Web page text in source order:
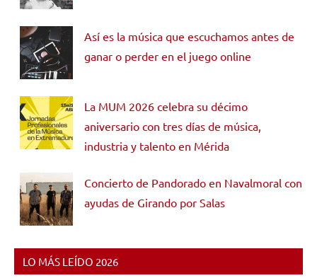
Así es la música que escuchamos antes de
ganar o perder en el juego online
La MUM 2026 celebra su décimo
aniversario con tres días de música,
industria y talento en Mérida
Concierto de Pandorado en Navalmoral con
ayudas de Girando por Salas
LO MÁS LEÍDO 2026